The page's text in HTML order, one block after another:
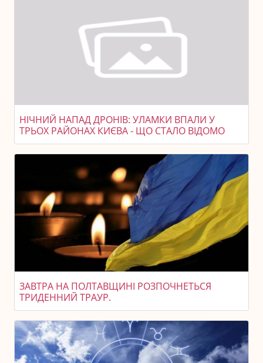
НІЧНИЙ НАПАД ДРОНІВ: УЛАМКИ ВПАЛИ У
ТРЬОХ РАЙОНАХ КИЄВА - ЩО СТАЛО ВІДОМО
ЗАВТРА НА ПОЛТАВЩИНІ РОЗПОЧНЕТЬСЯ
ТРИДЕННИЙ ТРАУР.